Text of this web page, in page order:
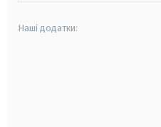
Наші додатки: